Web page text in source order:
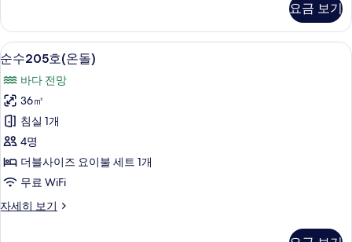
보
기
(온
돌)
자
히
보
기
요금 보기
순
205
호
(온
돌)
사
진
모
5
순수205호(온돌)
바다 전망
36㎡
침실 1개
4명
더블사이즈 요이불 세트 1개
무료 WiFi
자세히 보기
순